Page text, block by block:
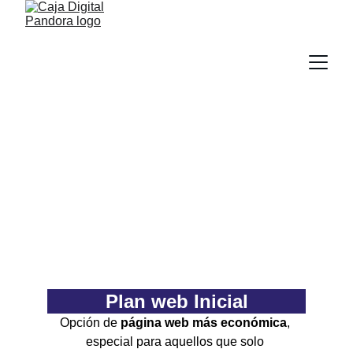
Opción de página web más económica,
especial para aquellos que solo
Plan web Inicial